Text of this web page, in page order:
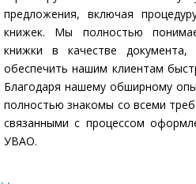
предложения, включая
книжек. Мы полностью
книжки в качестве
обеспечить нашим клиентам
Благодаря нашему обширному
полностью знакомы со всеми
связанными с процессом
УВАО.